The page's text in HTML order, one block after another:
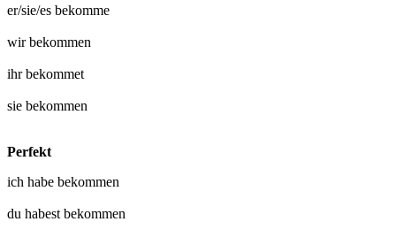
er/sie/es bekomme
wirbekommen
ihrbekommet
sie bekommen
Perfekt
ich habe bekommen
du habest bekommen